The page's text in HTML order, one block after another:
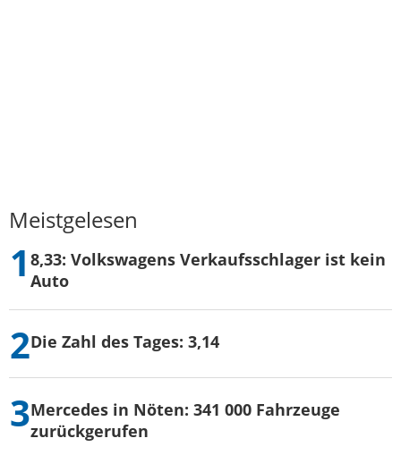
Meistgelesen
8,33: Volkswagens Verkaufsschlager ist kein
Auto
Die Zahl des Tages: 3,14
Mercedes in Nöten: 341 000 Fahrzeuge
zurückgerufen